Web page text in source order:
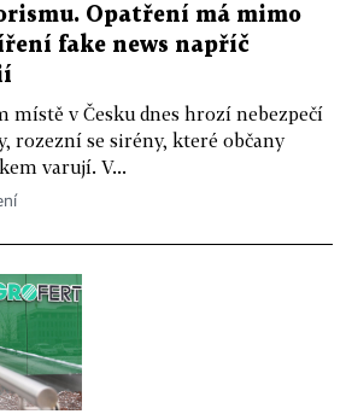
Opatření má mimo
fake news napříč
místě v Česku dnes hrozí nebezpečí
rozezní se sirény, které občany
varují. V...